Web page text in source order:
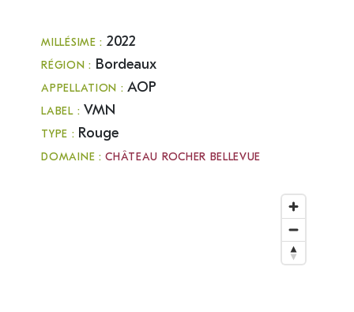
MILLÉSIME : 2022
RÉGION : Bordeaux
APPELLATION :AOP
LABEL : VMN
TYPE : Rouge
DOMAINE :CHÂTEAU ROCHER BELLEVUE